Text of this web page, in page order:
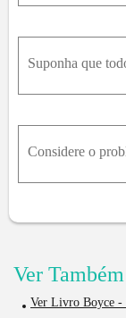
Ver Também
Ver Livro Boyce -